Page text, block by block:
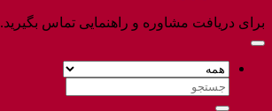
برای دریافت مشاوره و راهنمایی تماس بگیرید.
جستجو